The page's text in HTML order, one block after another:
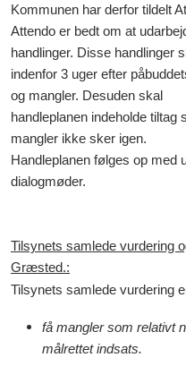
Kommunen har derfor tildelt
Attendo er bedt om at
handlinger. Disse handlinger
indenfor 3 uger efter
og mangler. Desuden skal
handleplanen indeholde
mangler ikke sker igen.
Handleplanen følges op med
dialogmøder.
Tilsynets samlede vurdering
Græsted.:
Tilsynets samlede vurdering
få mangler som relativt
målrettet indsats.